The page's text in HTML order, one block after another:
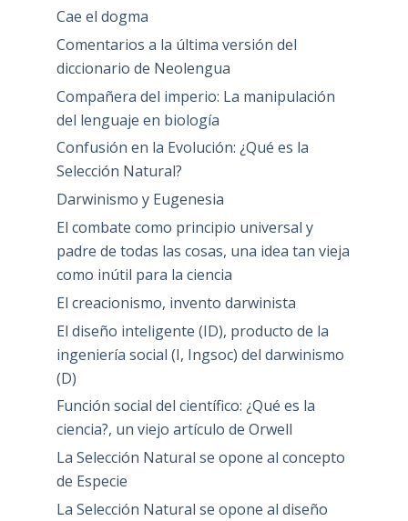
Cae el dogma
Comentarios a la última versión del
diccionario de Neolengua
Compañera del imperio: La manipulación
del lenguaje en biología
Confusión en la Evolución: ¿Qué es la
Selección Natural?
Darwinismo y Eugenesia
El combate como principio universal y
padre de todas las cosas, una idea tan vieja
como inútil para la ciencia
El creacionismo, invento darwinista
El diseño inteligente (ID), producto de la
ingeniería social (I, Ingsoc) del darwinismo
(D)
Función social del científico: ¿Qué es la
ciencia?, un viejo artículo de Orwell
La Selección Natural se opone al concepto
de Especie
La Selección Natural se opone al diseño